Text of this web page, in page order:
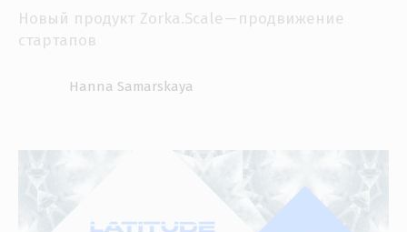
Новый продукт Zorka.Scale — продвижение
стартапов
Hanna Samarskaya